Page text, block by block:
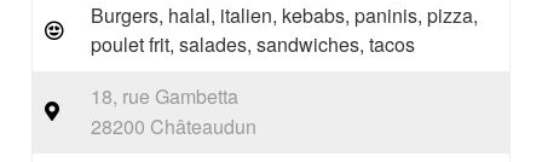
Burgers, halal, italien, kebabs, paninis, pizza,
poulet frit, salades, sandwiches, tacos
18, rue Gambetta
28200 Châteaudun